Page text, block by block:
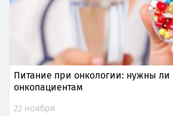
Питание при онкологии: нужны
онкопациентам
22 ноября